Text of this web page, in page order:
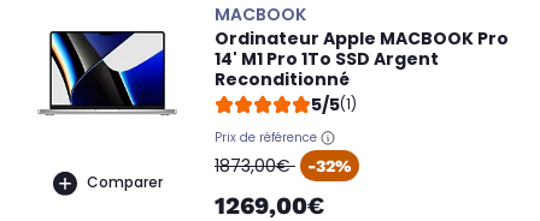
Comparer
MACBOOK
Ordinateur Apple MACBOOK Pro
14' M1 Pro 1To SSD Argent
Reconditionné
5/5(1)
Prix de référence
oldPrice
1873,00€ -32%
1269,00€